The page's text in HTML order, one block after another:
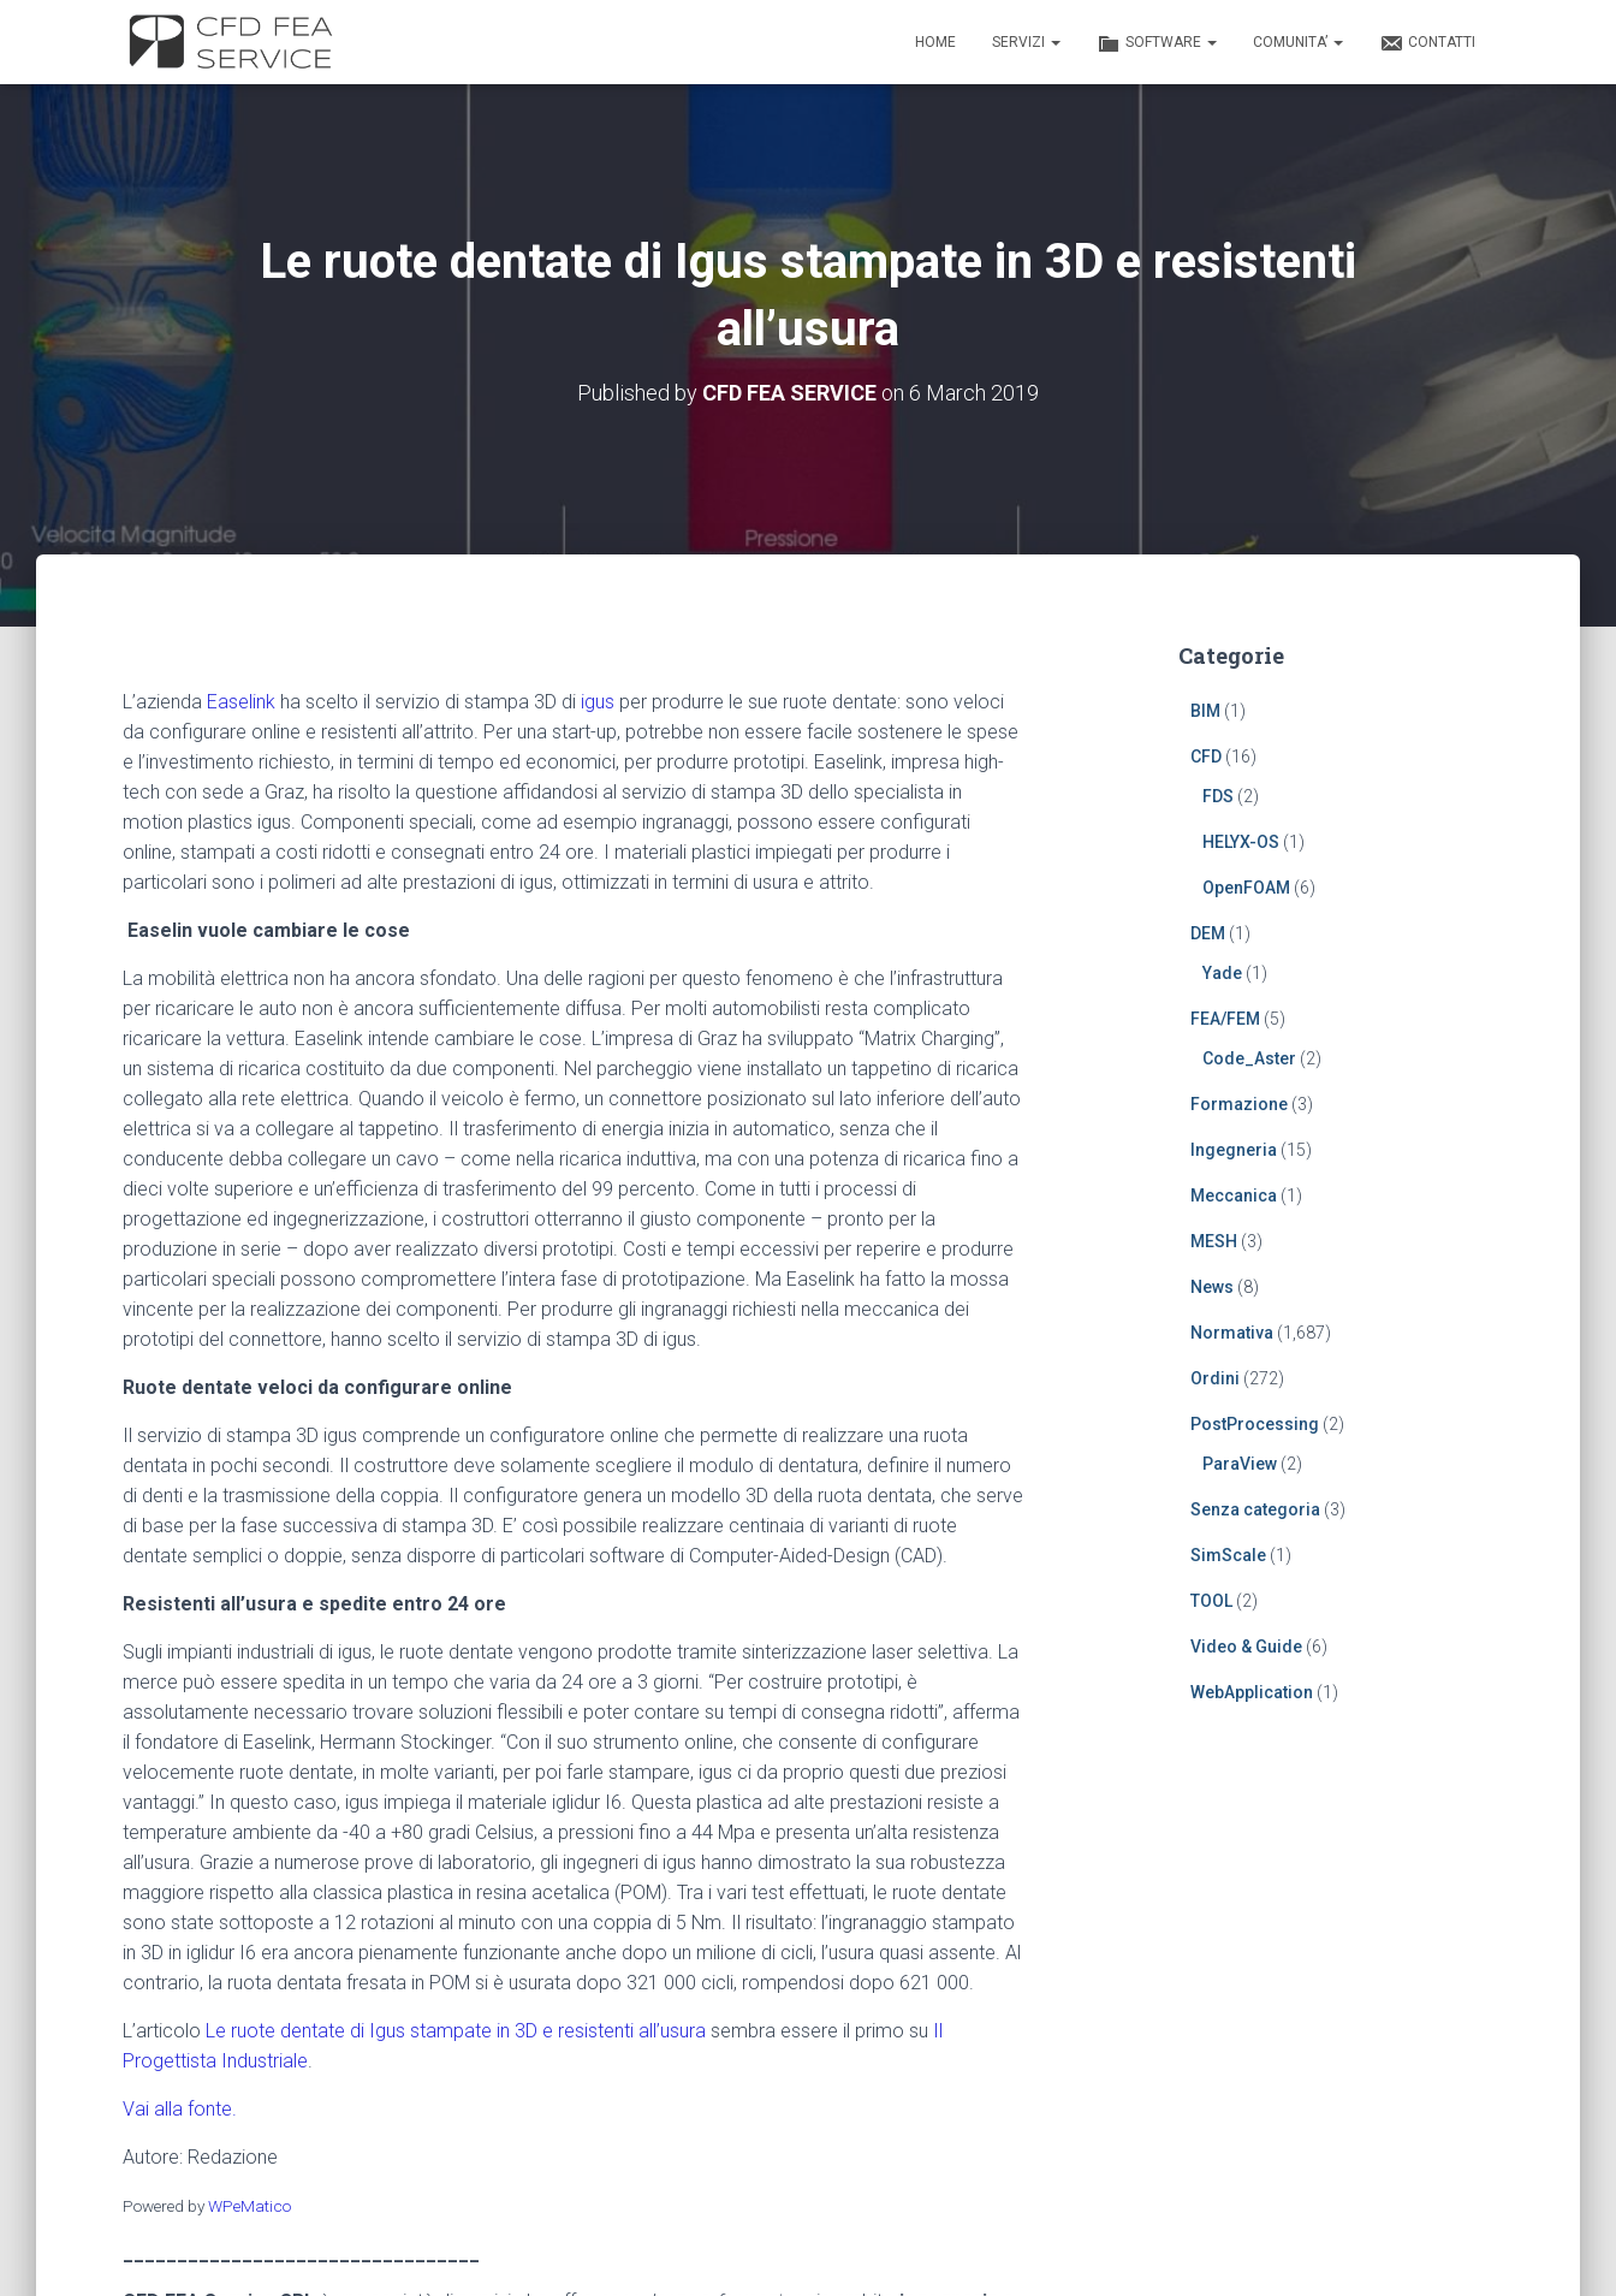
HOME SERVIZI SOFTWARE COMUNITA’ CONTATTI
Le ruote dentate di Igus stampate in 3D e resistenti
all’usura
Published by CFD FEA SERVICE on 6 March 2019
L’azienda Easelink ha scelto il servizio di stampa 3D di igus per produrre le sue ruote dentate: sono veloci
da configurare online e resistenti all’attrito. Per una start-up, potrebbe non essere facile sostenere le spese
e l’investimento richiesto, in termini di tempo ed economici, per produrre prototipi. Easelink, impresa high-
tech con sede a Graz, ha risolto la questione affidandosi al servizio di stampa 3D dello specialista in
motion plastics igus. Componenti speciali, come ad esempio ingranaggi, possono essere configurati
online, stampati a costi ridotti e consegnati entro 24 ore. I materiali plastici impiegati per produrre i
particolari sono i polimeri ad alte prestazioni di igus, ottimizzati in termini di usura e attrito.
Easelin vuole cambiare le cose
La mobilità elettrica non ha ancora sfondato. Una delle ragioni per questo fenomeno è che l’infrastruttura
per ricaricare le auto non è ancora sufficientemente diffusa. Per molti automobilisti resta complicato
ricaricare la vettura. Easelink intende cambiare le cose. L’impresa di Graz ha sviluppato “Matrix Charging”,
un sistema di ricarica costituito da due componenti. Nel parcheggio viene installato un tappetino di ricarica
collegato alla rete elettrica. Quando il veicolo è fermo, un connettore posizionato sul lato inferiore dell’auto
elettrica si va a collegare al tappetino. Il trasferimento di energia inizia in automatico, senza che il
conducente debba collegare un cavo – come nella ricarica induttiva, ma con una potenza di ricarica fino a
dieci volte superiore e un’efficienza di trasferimento del 99 percento. Come in tutti i processi di
progettazione ed ingegnerizzazione, i costruttori otterranno il giusto componente – pronto per la
produzione in serie – dopo aver realizzato diversi prototipi. Costi e tempi eccessivi per reperire e produrre
particolari speciali possono compromettere l’intera fase di prototipazione. Ma Easelink ha fatto la mossa
vincente per la realizzazione dei componenti. Per produrre gli ingranaggi richiesti nella meccanica dei
prototipi del connettore, hanno scelto il servizio di stampa 3D di igus.
Ruote dentate veloci da configurare online
Il servizio di stampa 3D igus comprende un configuratore online che permette di realizzare una ruota
dentata in pochi secondi. Il costruttore deve solamente scegliere il modulo di dentatura, definire il numero
di denti e la trasmissione della coppia. Il configuratore genera un modello 3D della ruota dentata, che serve
di base per la fase successiva di stampa 3D. E’ così possibile realizzare centinaia di varianti di ruote
dentate semplici o doppie, senza disporre di particolari software di Computer-Aided-Design (CAD).
Resistenti all’usura e spedite entro 24 ore
Sugli impianti industriali di igus, le ruote dentate vengono prodotte tramite sinterizzazione laser selettiva. La
merce può essere spedita in un tempo che varia da 24 ore a 3 giorni. “Per costruire prototipi, è
assolutamente necessario trovare soluzioni flessibili e poter contare su tempi di consegna ridotti”, afferma
il fondatore di Easelink, Hermann Stockinger. “Con il suo strumento online, che consente di configurare
velocemente ruote dentate, in molte varianti, per poi farle stampare, igus ci da proprio questi due preziosi
vantaggi.” In questo caso, igus impiega il materiale iglidur I6. Questa plastica ad alte prestazioni resiste a
temperature ambiente da -40 a +80 gradi Celsius, a pressioni fino a 44 Mpa e presenta un’alta resistenza
all’usura. Grazie a numerose prove di laboratorio, gli ingegneri di igus hanno dimostrato la sua robustezza
maggiore rispetto alla classica plastica in resina acetalica (POM). Tra i vari test effettuati, le ruote dentate
sono state sottoposte a 12 rotazioni al minuto con una coppia di 5 Nm. Il risultato: l’ingranaggio stampato
in 3D in iglidur I6 era ancora pienamente funzionante anche dopo un milione di cicli, l’usura quasi assente. Al
contrario, la ruota dentata fresata in POM si è usurata dopo 321 000 cicli, rompendosi dopo 621 000.
L’articolo Le ruote dentate di Igus stampate in 3D e resistenti all’usura sembra essere il primo su Il
Progettista Industriale.
Vai alla fonte.
Autore: Redazione
Powered byWPeMatico
Categorie
BIM (1)
CFD(16)
FDS (2)
HELYX-OS (1)
OpenFOAM (6)
DEM (1)
Yade(1)
FEA/FEM (5)
Code_Aster (2)
Formazione(3)
Ingegneria (15)
Meccanica (1)
MESH (3)
News (8)
Normativa (1,687)
Ordini (272)
PostProcessing (2)
ParaView(2)
Senza categoria (3)
SimScale(1)
TOOL(2)
Video & Guide(6)
WebApplication (1)